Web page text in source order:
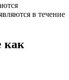
в течение
как